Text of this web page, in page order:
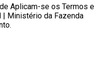
Aplicam-se os Termos e
| Ministério da Fazenda